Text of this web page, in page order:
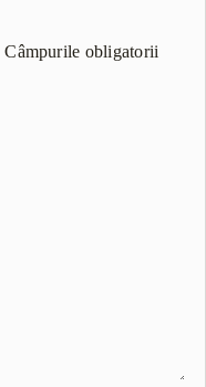
Câmpurile obligatorii